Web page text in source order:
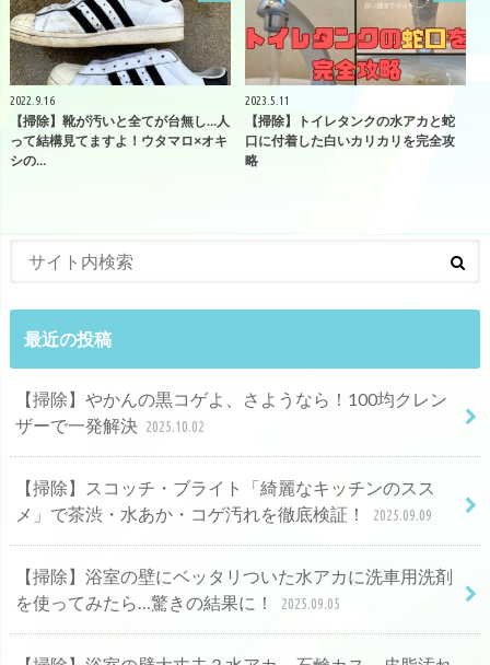
2022.9.16
【掃除】靴が汚いと全てが台無し…人
って結構見てますよ！ウタマロ×オキ
シの…
2023.5.11
【掃除】トイレタンクの水アカと蛇
口に付着した白いカリカリを完全攻
略
最近の投稿
【掃除】やかんの黒コゲよ、さようなら！100均クレン
ザーで一発解決 2025.10.02
【掃除】スコッチ・ブライト「綺麗なキッチンのスス
メ」で茶渋・水あか・コゲ汚れを徹底検証！
2025.09.09
【掃除】浴室の壁にベッタリついた水アカに洗車用洗剤
を使ってみたら…驚きの結果に！
2025.09.05